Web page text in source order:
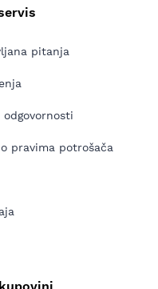
pitanja
pravima potrošača